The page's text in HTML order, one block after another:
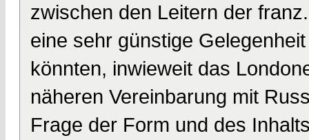
zwischen den Leitern der
eine sehr günstige
könnten, inwieweit das
näheren Vereinbarung mit
Frage der Form und des